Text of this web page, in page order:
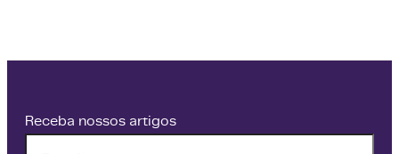
Receba nossos artigos